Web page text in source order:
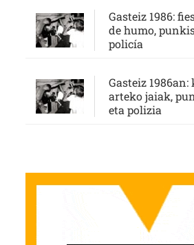
Gasteiz 1986:
de humo,
policía
Gasteiz 1986an:
arteko jaiak,
eta polizia